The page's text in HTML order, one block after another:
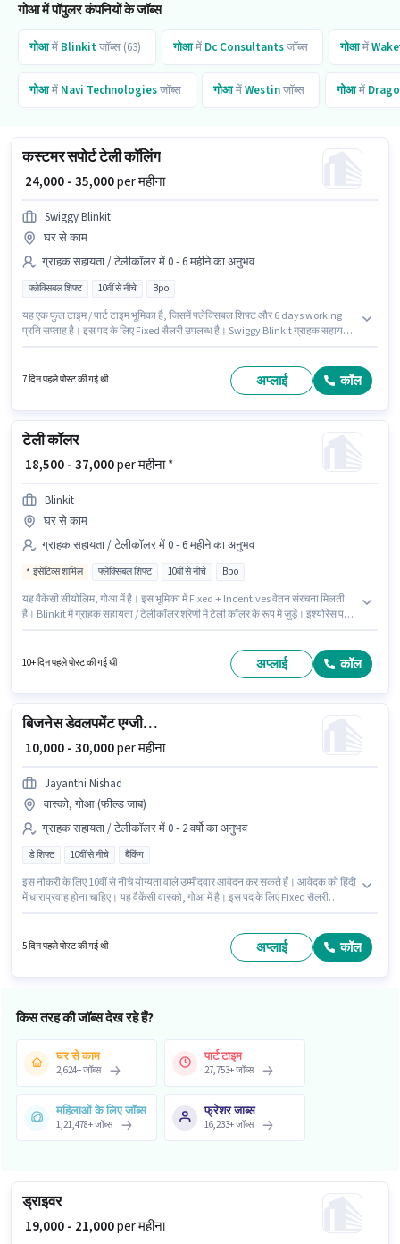
गोआ में पॉपुलर कंपनियों के जॉब्स
गोआमें Blinkitजॉब्स (63) गोआमें Dc Consultantsजॉब्स गोआमें
गोआमें Navi Technologiesजॉब्स गोआमेंWestinजॉब्स गोआमें
कस्टमर सपोर्ट टेली कॉलिंग
₹ 24,000 - 35,000per महीना
Swiggy Blinkit
घर से काम
ग्राहक सहायता / टेलीकॉलर में 0 - 6 महीने का अनुभव
फ्लेक्सिबल शिफ्ट 10वीं से नीचे Bpo
यह एक फुल टाइम / पार्ट टाइम भूमिका है, जिसमें फ्लेक्सिबल शिफ्ट और 6 days working
प्रति सप्ताह है। इस पद के लिए Fixed सैलरी उपलब्ध है। Swiggy Blinkit ग्राहक सहायता
नीचे योग्यता वाले उम्मीदवार इस भूमिका के लिए उपयुक्त हैं।
7 दिन पहले पोस्ट की गई थी अप्लाई कॉल
टेली कॉलर
₹ 18,500 - 37,000per महीना *
Blinkit
घर से काम
ग्राहक सहायता / टेलीकॉलर में 0 - 6 महीने का अनुभव
इंसेंटिव्स शामिल फ्लेक्सिबल शिफ्ट 10वीं से नीचे Bpo
यह वैकेंसी सीयोलिम, गोआ में है। इस भूमिका में Fixed + Incentives वेतन संरचना मिलती
है। Blinkit में ग्राहक सहायता / टेलीकॉलर श्रेणी में टेली कॉलर के रूप में जुड़ें। इंश्योरेंस पद
साथ और 6 days working प्रति सप्ताह है।
10+ दिन पहले पोस्ट की गई थी अप्लाई कॉल
बिजनेस डेवलपमेंट एग्जीक्यूटिव
₹ 10,000 - 30,000per महीना
Jayanthi Nishad
वास्को, गोआ (फील्ड जाब)
ग्राहक सहायता / टेलीकॉलर में 0 - 2 वर्षो का अनुभव
डे शिफ्ट 10वीं से नीचे बैंकिंग
इस नौकरी के लिए 10वीं से नीचे योग्यता वाले उम्मीदवार आवेदन कर सकते हैं। आवेदक को हिंदी
में धाराप्रवाह होना चाहिए। यह वैकेंसी वास्को, गोआ में है। इस पद के लिए Fixed सैलरी
प्रति सप्ताह है।
5 दिन पहले पोस्ट की गई थी अप्लाई कॉल
किस तरह की जॉब्स देख रहे हैं?
घर से काम
2,624+जॉब्स
पार्ट टाइम
27,753+जॉब्स
महिलाओं के लिए जॉब्स
1,21,478+जॉब्स
फ्रेशर जाब्स
16,233+जॉब्स
ड्राइवर
₹ 19,000 - 21,000per महीना